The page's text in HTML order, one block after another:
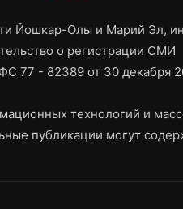
Йошкар-Олы и Марий Эл,
о регистрации СМИ
77 - 82389 от 30 декабря
технологий и
публикации могут